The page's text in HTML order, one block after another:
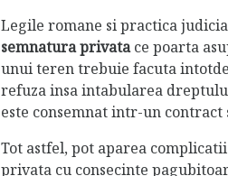
Legile romane si practica
semnatura privatace poarta
unui teren trebuie facuta
refuza insa intabularea
este consemnat intr-un
Tot astfel, pot aparea
privata cu consecinte